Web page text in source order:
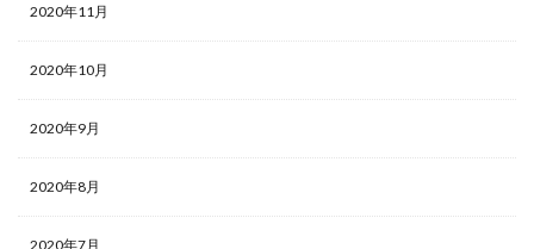
2020年11月
2020年10月
2020年9月
2020年8月
2020年7月